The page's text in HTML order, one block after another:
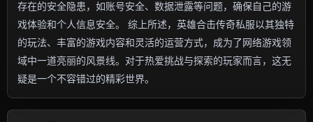
存在的安全隐患，如账号安全、数据泄露等问题，确保自己的游
戏体验和个人信息安全。 综上所述，英雄合击传奇私服以其独特
的玩法、丰富的游戏内容和灵活的运营方式，成为了网络游戏领
域中一道亮丽的风景线。对于热爱挑战与探索的玩家而言，这无
疑是一个不容错过的精彩世界。